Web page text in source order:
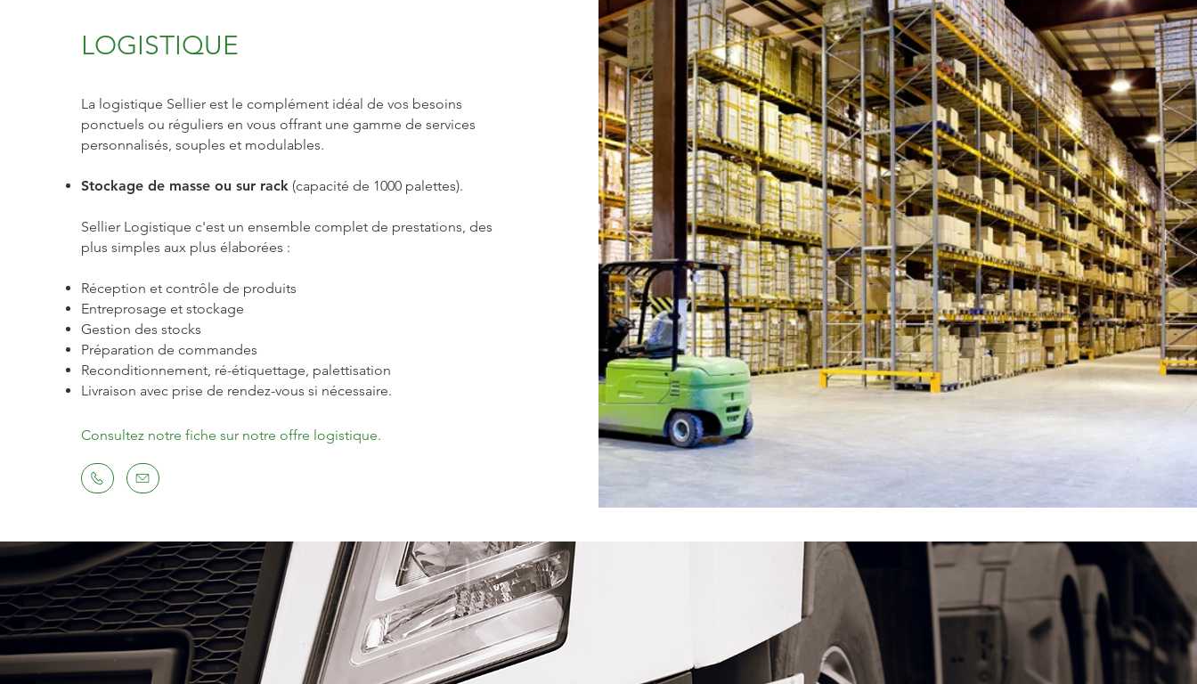
LOGISTIQUE
La logistique Sellier est le complément idéal de vos besoins
ponctuels ou réguliers en vous offrant une gamme de services
personnalisés, souples et modulables.
Stockage de masse ou sur rack (capacité de 1000 palettes).
Sellier Logistique c'est un ensemble complet de prestations, des
plus simples aux plus élaborées :
Réception et contrôle de produits
Entreprosage et stockage
Gestion des stocks
Préparation de commandes
Reconditionnement, ré-étiquettage, palettisation
Livraison avec prise de rendez-vous si nécessaire.
Consultez notre fiche sur notre offre logistique.